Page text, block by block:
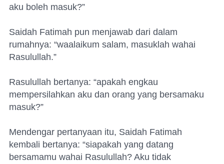
aku boleh masuk?”
Saidah Fatimah pun menjawab dari dalam
rumahnya: “waalaikum salam, masuklah wahai
Rasulullah.”
Rasulullah bertanya: “apakah engkau
mempersilahkan aku dan orang yang bersamaku
masuk?”
Mendengar pertanyaan itu, Saidah Fatimah
kembali bertanya: “siapakah yang datang
bersamamu wahai Rasulullah? Aku tidak